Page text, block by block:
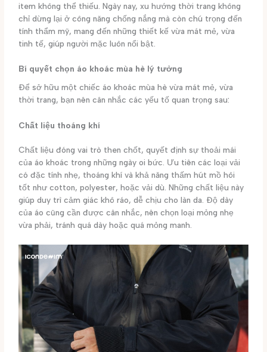
item không thể thiếu. Ngày nay, xu hướng thời trang không
chỉ dừng lại ở công năng chống nắng mà còn chú trọng đến
tính thẩm mỹ, mang đến những thiết kế vừa mát mẻ, vừa
tinh tế, giúp người mặc luôn nổi bật.
Bí quyết chọn áo khoác mùa hè lý tưởng
Để sở hữu một chiếc áo khoác mùa hè vừa mát mẻ, vừa
thời trang, bạn nên cân nhắc các yếu tố quan trọng sau:
Chất liệu thoáng khí
Chất liệu đóng vai trò then chốt, quyết định sự thoải mái
của áo khoác trong những ngày oi bức. Ưu tiên các loại vải
có đặc tính nhẹ, thoáng khí và khả năng thấm hút mồ hôi
tốt như cotton, polyester, hoặc vải dù. Những chất liệu này
giúp duy trì cảm giác khô ráo, dễ chịu cho làn da. Độ dày
của áo cũng cần được cân nhắc, nên chọn loại mỏng nhẹ
vừa phải, tránh quá dày hoặc quá mỏng manh.